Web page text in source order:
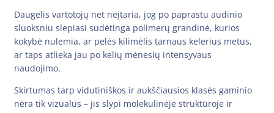
Daugelis vartotojų net neįtaria, jog po paprastu audinio
sluoksniu slepiasi sudėtinga polimerų grandinė, kurios
kokybė nulemia, ar pelės kilimėlis tarnaus kelerius metus,
ar taps atlieka jau po kelių mėnesių intensyvaus
naudojimo.
Skirtumas tarp vidutiniškos ir aukščiausios klasės gaminio
nėra tik vizualus – jis slypi molekulinėje struktūroje ir